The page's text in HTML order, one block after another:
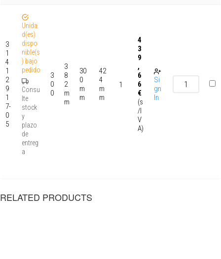
3
1
4
1
2
9
1
7-
0
5
Unida
d(es)
dispo
nible(s
) bajo
pedido
Consu
lte
stock
y
plazo
de
entreg
a
3
0
0
3
8
2
m
m
30
0
m
m
42
4
m
m
1
4
3
9
,
6
6
€
(s
/I
V
A)
Si
gn
In
RELATED PRODUCTS